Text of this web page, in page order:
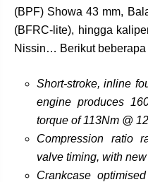
(BPF) Showa 43 mm,
(BFRC-lite), hingga
Nissin… Berikut beberapa
Short-stroke, inline
engine produces
torque of 113Nm @
Compression ratio
valve timing, with
Crankcase